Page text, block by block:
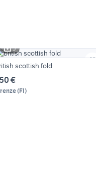
5
scottish fold
€
(FI)